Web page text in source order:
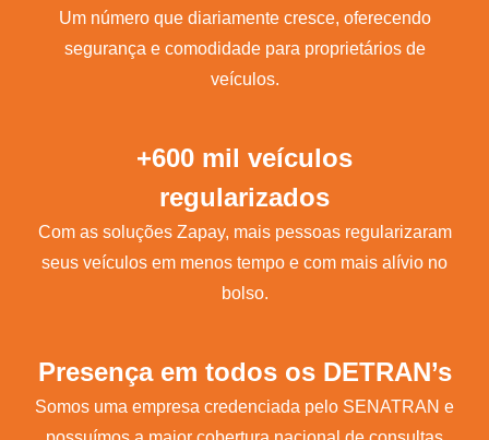
Um número que diariamente cresce, oferecendo
segurança e comodidade para proprietários de
veículos.
+600 mil veículos
regularizados
Com as soluções Zapay, mais pessoas regularizaram
seus veículos em menos tempo e com mais alívio no
bolso.
Presença em todos os DETRAN’s
Somos uma empresa credenciada pelo SENATRAN e